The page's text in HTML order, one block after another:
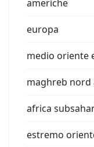
americhe
europa
medio oriente
maghreb nord
africa
estremo